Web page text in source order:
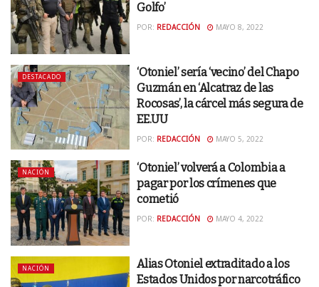
Golfo’
POR: REDACCIÓN MAYO 8, 2022
DESTACADO
‘Otoniel’ sería ‘vecino’ del Chapo
Guzmán en ‘Alcatraz de las
Rocosas’, la cárcel más segura de
EE.UU
POR: REDACCIÓN MAYO 5, 2022
NACIÓN
‘Otoniel’ volverá a Colombia a
pagar por los crímenes que
cometió
POR: REDACCIÓN MAYO 4, 2022
NACIÓN
Alias Otoniel extraditado a los
Estados Unidos por narcotráfico